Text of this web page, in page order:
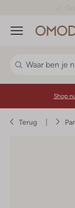
Menu
Shop
Terug